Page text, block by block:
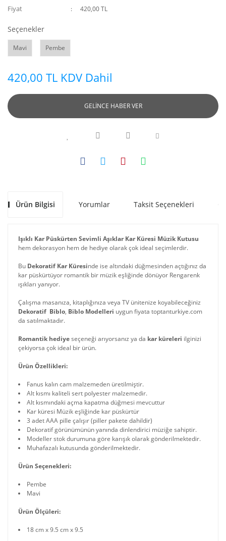
Fiyat 420,00 TL
Seçenekler
Mavi Pembe
420,00 TL KDV Dahil
GELİNCE HABER VER
Ürün Bilgisi Yorumlar Taksit Seçenekleri
Işıklı Kar Püskürten Sevimli Aşıklar Kar Küresi Müzik Kutusu
hem dekorasyon hem de hediye olarak çok ideal seçimlerdir.
Bu Dekoratif Kar Küresinde ise altındaki düğmesinden açtığınız da
kar püskürtüyor romantik bir müzik eşliğinde dönüyor Rengarenk
ışıkları yanıyor.
Çalışma masanıza, kitaplığınıza veya TV ünitenize koyabileceğiniz
Dekoratif Biblo, Biblo Modelleri uygun fiyata toptanturkiye.com
da satılmaktadır.
Romantik hediyeseçeneği arıyorsanız ya da kar küreleri ilginizi
çekiyorsa çok ideal bir ürün.
Ürün Özellikleri:
Fanus kalın cam malzemeden üretilmiştir.
Alt kısmı kaliteli sert polyester malzemedir.
Alt kısmındaki açma kapatma düğmesi mevcuttur
Kar küresi Müzik eşliğinde kar püskürtür
3 adet AAA pille çalışır (piller pakete dahildir)
Dekoratif görünümünün yanında dinlendirici müziğe sahiptir.
Modeller stok durumuna göre karışık olarak gönderilmektedir.
Muhafazalı kutusunda gönderilmektedir.
Ürün Seçenekleri:
Pembe
Mavi
Ürün Ölçüleri:
18 cm x 9.5 cm x 9.5